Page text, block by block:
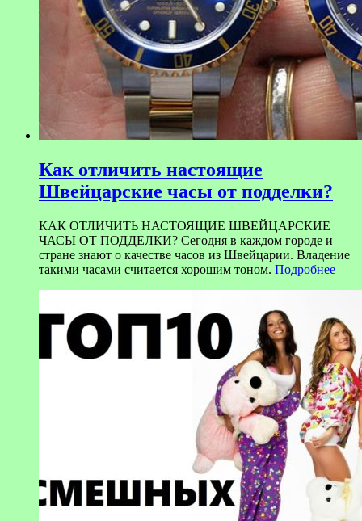
Как отличить настоящие
Швейцарские часы от подделки?
КАК ОТЛИЧИТЬ НАСТОЯЩИЕ ШВЕЙЦАРСКИЕ
ЧАСЫ ОТ ПОДДЕЛКИ? Сегодня в каждом городе и
стране знают о качестве часов из Швейцарии. Владение
такими часами считается хорошим тоном. Подробнее